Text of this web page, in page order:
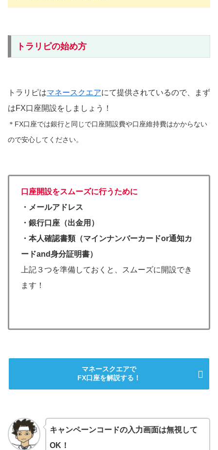
トラリピの始め方
トラリピはマネースクエアにて提供されているので、まず
はFX口座開設をしましょう！
＊FX口座では銀行と同じで口座開設費や口座維持費はかからない
ので安心してください。
口座開設をスムーズに行うために
・メールアドレス
・銀行口座（出金用）
・本人確認書類（マインナンバーカードor通知カ
ードand身分証明書）
上記３つを準備しておくと、スムーズに開設でき
ます！
マネースクエアで
FX口座を解説する！
キャンペーンコードの入力画面は無視して
OK！